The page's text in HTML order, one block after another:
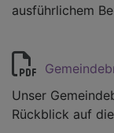
ausführlichem
Unser
Rückblick auf